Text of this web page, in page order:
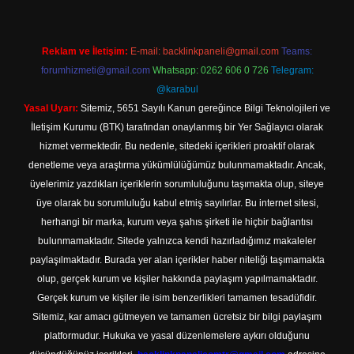
Reklam ve İletişim: E-mail: backlinkpaneli@gmail.com Teams:
forumhizmeti@gmail.com Whatsapp: 0262 606 0 726 Telegram:
@karabul
Yasal Uyarı: Sitemiz, 5651 Sayılı Kanun gereğince Bilgi Teknolojileri ve
İletişim Kurumu (BTK) tarafından onaylanmış bir Yer Sağlayıcı olarak
hizmet vermektedir. Bu nedenle, sitedeki içerikleri proaktif olarak
denetleme veya araştırma yükümlülüğümüz bulunmamaktadır. Ancak,
üyelerimiz yazdıkları içeriklerin sorumluluğunu taşımakta olup, siteye
üye olarak bu sorumluluğu kabul etmiş sayılırlar. Bu internet sitesi,
herhangi bir marka, kurum veya şahıs şirketi ile hiçbir bağlantısı
bulunmamaktadır. Sitede yalnızca kendi hazırladığımız makaleler
paylaşılmaktadır. Burada yer alan içerikler haber niteliği taşımamakta
olup, gerçek kurum ve kişiler hakkında paylaşım yapılmamaktadır.
Gerçek kurum ve kişiler ile isim benzerlikleri tamamen tesadüfidir.
Sitemiz, kar amacı gütmeyen ve tamamen ücretsiz bir bilgi paylaşım
platformudur. Hukuka ve yasal düzenlemelere aykırı olduğunu